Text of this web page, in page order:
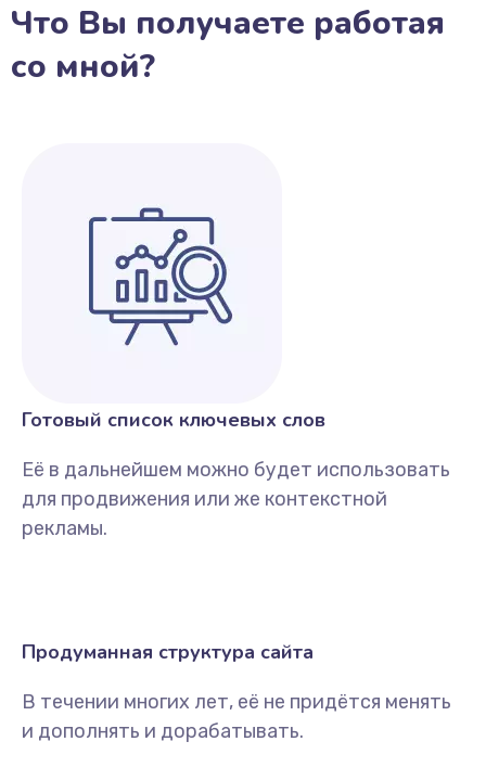
Что Вы получаете работая
со мной?
Готовый список ключевых слов
Её в дальнейшем можно будет использовать
для продвижения или же контекстной
рекламы.
Продуманная структура сайта
В течении многих лет, её не придётся менять
и дополнять и дорабатывать.